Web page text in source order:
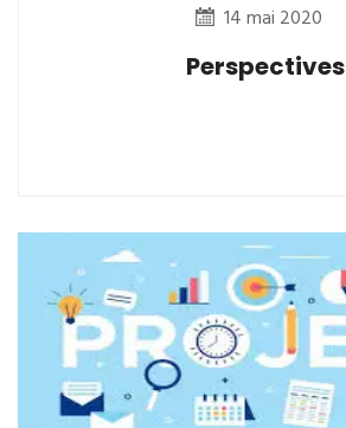
14 mai 2020
Perspectives